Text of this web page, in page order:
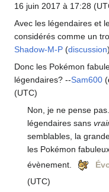
16 juin 2017 à 17:28
Avec les légendaires et
considérés comme un
Shadow-M-P (discussion
Donc les Pokémon
légendaires? --Sam600 (
(UTC)
Non, je ne pense
légendaires sans
semblables, la
les Pokémon
évènement.
(UTC)